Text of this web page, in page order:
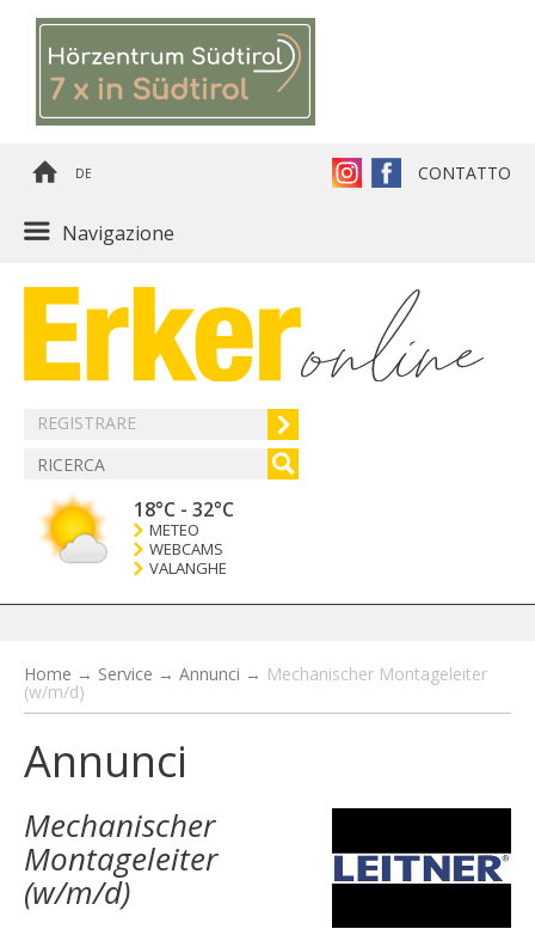
DE CONTATTO
Navigazione
REGISTRARE
18°C - 32°C
METEO
WEBCAMS
VALANGHE
Home → Service → Annunci → Mechanischer Montageleiter
(w/m/d)
Annunci
Mechanischer
Montageleiter
(w/m/d)